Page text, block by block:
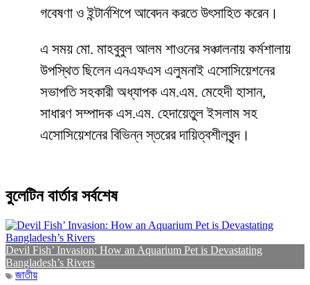
গবেষণা ও ইন্টার্নশিপে আবেদন করতে উৎসাহিত করেন।
এ সময় মো. মাহবুবুল আলম শাওনের সঞ্চালনায় কর্মশালায়
উপস্থিত ছিলেন এনএফএস এলুমনাই এসোসিয়েশনের
সভাপতি সহকারী অধ্যাপক এম.এম. মেহেদী হাসান,
সাধারণ সম্পাদক এস.এম. হেদায়েতুল ইসলাম সহ
এসোসিয়েশনের বিভিন্ন স্তরের দায়িত্বশীলবৃন্দ।
বুলেটিন বার্তার সর্বশেষ
Devil Fish’ Invasion: How an Aquarium Pet is Devastating
Bangladesh’s Rivers
জাতীয়